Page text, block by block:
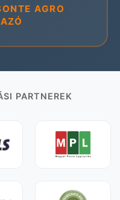
AGRO
PARTNEREK